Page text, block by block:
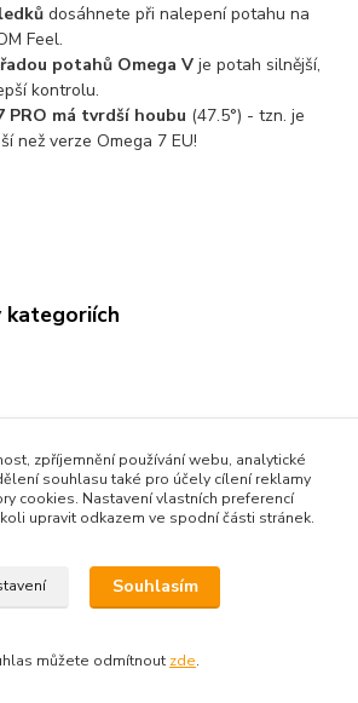
dosáhnete při nalepení potahu na
Feel.
potahů Omega V je potah silnější,
kontrolu.
PRO má tvrdší houbu (47.5°) - tzn. je
než verze Omega 7 EU!
kategoriích
2025 TT-SPORT.cz & RACKETSPORT.cz
zpříjemnění používání webu, analytické
souhlasu také pro účely cílení reklamy
cookies. Nastavení vlastních preferencí
upravit odkazem ve spodní části stránek.
Souhlasím
můžete odmítnout zde.